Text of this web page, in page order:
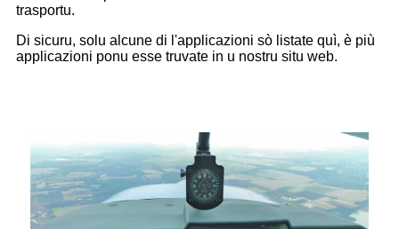
trasportu.
Di sicuru, solu alcune di l'applicazioni sò listate quì, è più
applicazioni ponu esse truvate in u nostru situ web.